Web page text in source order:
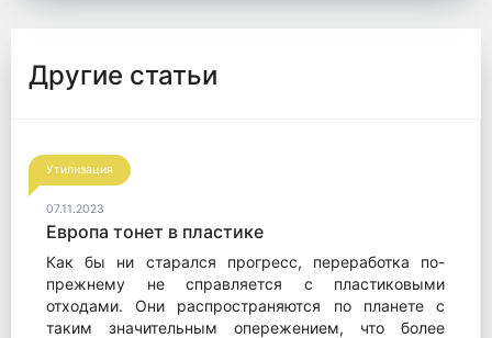
Другие статьи
Утилизация
07.11.2023
Европа тонет в пластике
Как бы ни старался прогресс, переработка по-
прежнему не справляется с пластиковыми
отходами. Они распространяются по планете с
таким значительным опережением, что более